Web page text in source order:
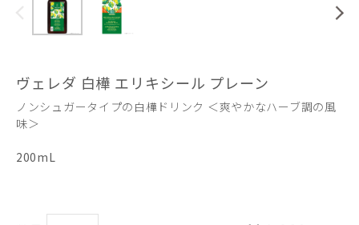
ヴェレダ 白樺 エリキシール プレーン
ノンシュガータイプの白樺ドリンク ＜爽やかなハーブ調の風
味＞
200mL